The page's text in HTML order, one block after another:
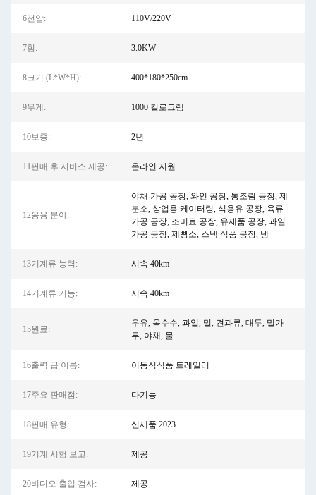
6전압: 110V/220V
7힘: 3.0KW
8크기 (L*W*H): 400*180*250cm
9무게: 1000 킬로그램
10보증: 2년
11판매 후 서비스 제공: 온라인 지원
12응용 분야:
야채 가공 공장, 와인 공장, 통조림 공장, 제
분소, 상업용 케이터링, 식용유 공장, 육류
가공 공장, 조미료 공장, 유제품 공장, 과일
가공 공장, 제빵소, 스낵 식품 공장, 냉
13기계류 능력: 시속 40km
14기계류 기능: 시속 40km
15원료:
우유, 옥수수, 과일, 밀, 견과류, 대두, 밀가
루, 야채, 물
16출력 곱 이름: 이동식식품 트레일러
17주요 판매점: 다기능
18판매 유형: 신제품 2023
19기계 시험 보고: 제공
20비디오 출입 검사: 제공